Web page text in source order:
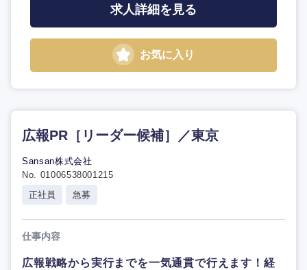
求人詳細を見る
お気に入り
広報PR［リーダー候補］／東京
Sansan株式会社
No. 01006538001215
正社員
急募
仕事内容
広報戦略から実行までを一気通貫で行えます！経